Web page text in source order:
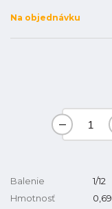
Na objednávku
Balenie
1/12
Hmotnosť
0,69